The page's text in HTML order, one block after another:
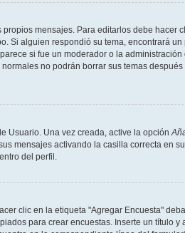
mensajes. Para editarlos debe hacer
Si alguien respondió su tema, encontrará un
si fue un moderador o la administración
no podrán borrar sus temas
Usuario. Una vez creada, active la opción
mensajes activando la casilla correcta en
del perfil.
clic en la etiqueta "Agregar Encuesta"
para crear encuestas. Inserte un título y